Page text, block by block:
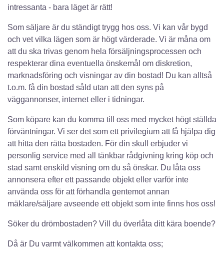
intressanta - bara läget är rätt!
Som säljare är du ständigt trygg hos oss. Vi kan vår bygd
och vet vilka lägen som är högt värderade. Vi är måna om
att du ska trivas genom hela försäljningsprocessen och
respekterar dina eventuella önskemål om diskretion,
marknadsföring och visningar av din bostad! Du kan alltså
t.o.m. få din bostad såld utan att den syns på
väggannonser, internet eller i tidningar.
Som köpare kan du komma till oss med mycket högt ställda
förväntningar. Vi ser det som ett privilegium att få hjälpa dig
att hitta den rätta bostaden. För din skull erbjuder vi
personlig service med all tänkbar rådgivning kring köp och
stad samt enskild visning om du så önskar. Du låta oss
annonsera efter ett passande objekt eller varför inte
använda oss för att förhandla gentemot annan
mäklare/säljare avseende ett objekt som inte finns hos oss!
Söker du drömbostaden? Vill du överlåta ditt kära boende?
Då är Du varmt välkommen att kontakta oss;